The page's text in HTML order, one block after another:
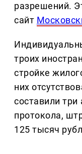
разрешений.
сайт
троих
стройке
них
составили
протокола,
125 тысяч